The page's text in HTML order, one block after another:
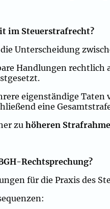
im Steuerstrafrecht?
Unterscheidung
Handlungen rechtlich
eigenständige
eine
zu höheren
Rechtsprechung?
für die Praxis des